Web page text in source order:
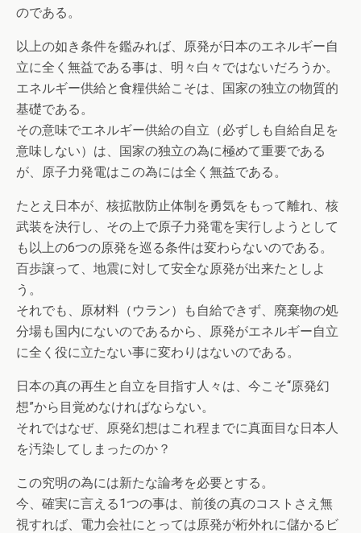
のである。
以上の如き条件を鑑みれば、原発が日本のエネルギー自
立に全く無益である事は、明々白々ではないだろうか。
エネルギー供給と食糧供給こそは、国家の独立の物質的
基礎である。
その意味でエネルギー供給の自立（必ずしも自給自足を
意味しない）は、国家の独立の為に極めて重要である
が、原子力発電はこの為には全く無益である。
たとえ日本が、核拡散防止体制を勇気をもって離れ、核
武装を決行し、その上で原子力発電を実行しようとして
も以上の6つの原発を巡る条件は変わらないのである。
百歩譲って、地震に対して安全な原発が出来たとしよ
う。
それでも、原材料（ウラン）も自給できず、廃棄物の処
分場も国内にないのであるから、原発がエネルギー自立
に全く役に立たない事に変わりはないのである。
日本の真の再生と自立を目指す人々は、今こそ“原発幻
想”から目覚めなければならない。
それではなぜ、原発幻想はこれ程までに真面目な日本人
を汚染してしまったのか？
この究明の為には新たな論考を必要とする。
今、確実に言える1つの事は、前後の真のコストさえ無
視すれば、電力会社にとっては原発が桁外れに儲かるビ